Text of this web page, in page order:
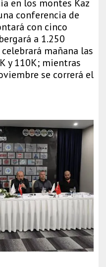
en los montes Kaz
conferencia de
con cinco
a 1.250
mañana las
y 110K; mientras
se correrá el